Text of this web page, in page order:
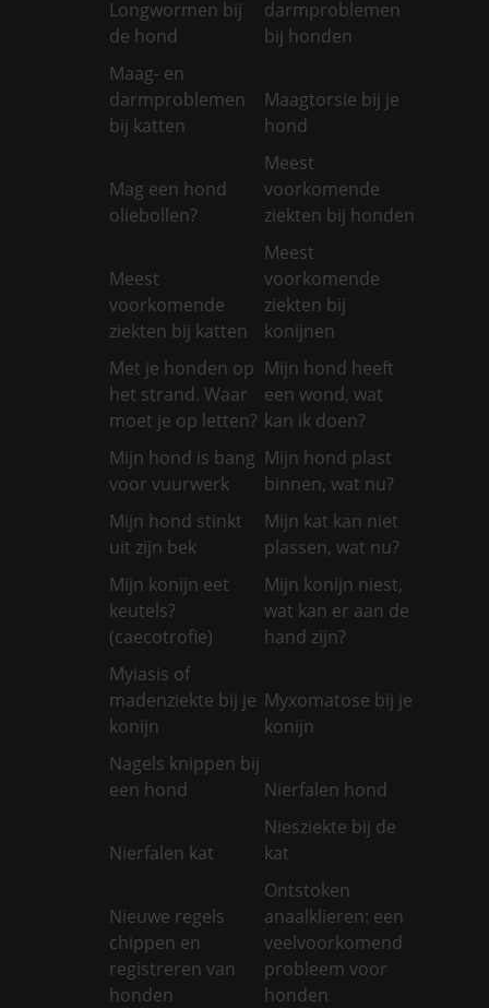
Longwormen bij
de hond
darmproblemen
bij honden
Maag- en
darmproblemen
bij katten
Maagtorsie bij je
hond
Mag een hond
oliebollen?
Meest
voorkomende
ziekten bij honden
Meest
voorkomende
ziekten bij katten
Meest
voorkomende
ziekten bij
konijnen
Met je honden op
het strand. Waar
moet je op letten?
Mijn hond heeft
een wond, wat
kan ik doen?
Mijn hond is bang
voor vuurwerk
Mijn hond plast
binnen, wat nu?
Mijn hond stinkt
uit zijn bek
Mijn kat kan niet
plassen, wat nu?
Mijn konijn eet
keutels?
(caecotrofie)
Mijn konijn niest,
wat kan er aan de
hand zijn?
Myiasis of
madenziekte bij je
konijn
Myxomatose bij je
konijn
Nagels knippen bij
een hond
Nierfalen hond
Nierfalen kat
Niesziekte bij de
kat
Nieuwe regels
chippen en
registreren van
honden
Ontstoken
anaalklieren: een
veelvoorkomend
probleem voor
honden